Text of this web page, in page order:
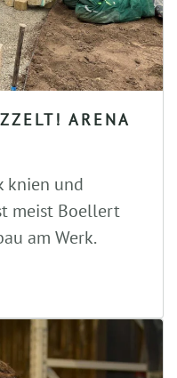
ARENA
knien und
meist Boellert
am Werk.